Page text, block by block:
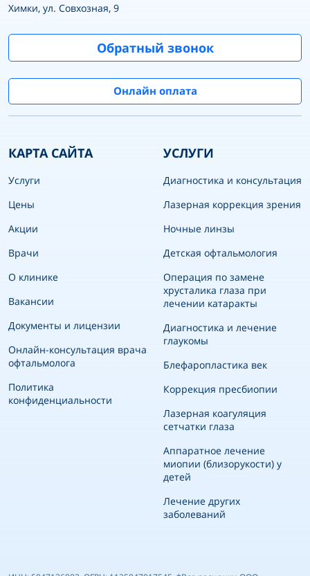
КАРТА САЙТА
Услуги
Цены
Акции
Врачи
О клинике
Вакансии
Документы и лицензии
Онлайн-консультация врача
офтальмолога
Политика
конфиденциальности
УСЛУГИ
Диагностика и консультация
Лазерная коррекция зрения
Ночные линзы
Детская офтальмология
Операция по замене
хрусталика глаза при
лечении катаракты
Диагностика и лечение
глаукомы
Блефаропластика век
Коррекция пресбиопии
Лазерная коагуляция
сетчатки глаза
Аппаратное лечение
миопии (близорукости) у
детей
Лечение других
заболеваний
Химки, ул. Совхозная, 9
Обратный звонок
Онлайн оплата